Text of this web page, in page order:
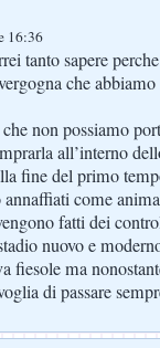
16:36
tanto sapere
che
non possiamo
all’interno
fine del primo
come
fatti dei
nuovo e
fiesole ma
di passare